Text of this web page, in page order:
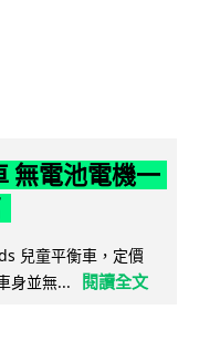
無電池電機一
兒童平衡車，定價
身並無...
閱讀全文